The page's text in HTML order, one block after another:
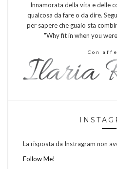
Innamorata della vita e delle
qualcosa da fare o da dire.
per sapere che guaio sta
"Why fit in when you
Con
La risposta da Instragram non
Follow Me!